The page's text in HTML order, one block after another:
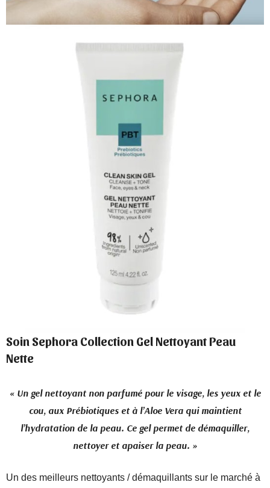
Soin Sephora Collection Gel Nettoyant Peau
Nette
« Un gel nettoyant non parfumé pour le visage, les yeux et le
cou, aux Prébiotiques et à l’Aloe Vera qui maintient
l’hydratation de la peau. Ce gel permet de démaquiller,
nettoyer et apaiser la peau. »
Un des meilleurs nettoyants / démaquillants sur le marché à